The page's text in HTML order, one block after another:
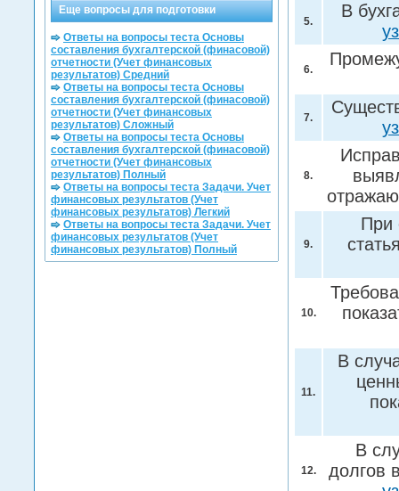
5.
В
6.
7.
8.
9.
При
10.
11.
В
12.
В
долгов
Еще вопросы для подготовки
Ответы на вопросы теста Основы
составления бухгалтерской (финасовой)
отчетности (Учет финансовых
результатов) Средний
Ответы на вопросы теста Основы
составления бухгалтерской (финасовой)
отчетности (Учет финансовых
результатов) Сложный
Ответы на вопросы теста Основы
составления бухгалтерской (финасовой)
отчетности (Учет финансовых
результатов) Полный
Ответы на вопросы теста Задачи. Учет
финансовых результатов (Учет
финансовых результатов) Легкий
Ответы на вопросы теста Задачи. Учет
финансовых результатов (Учет
финансовых результатов) Полный